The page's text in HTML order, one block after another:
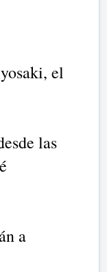
el
las
a